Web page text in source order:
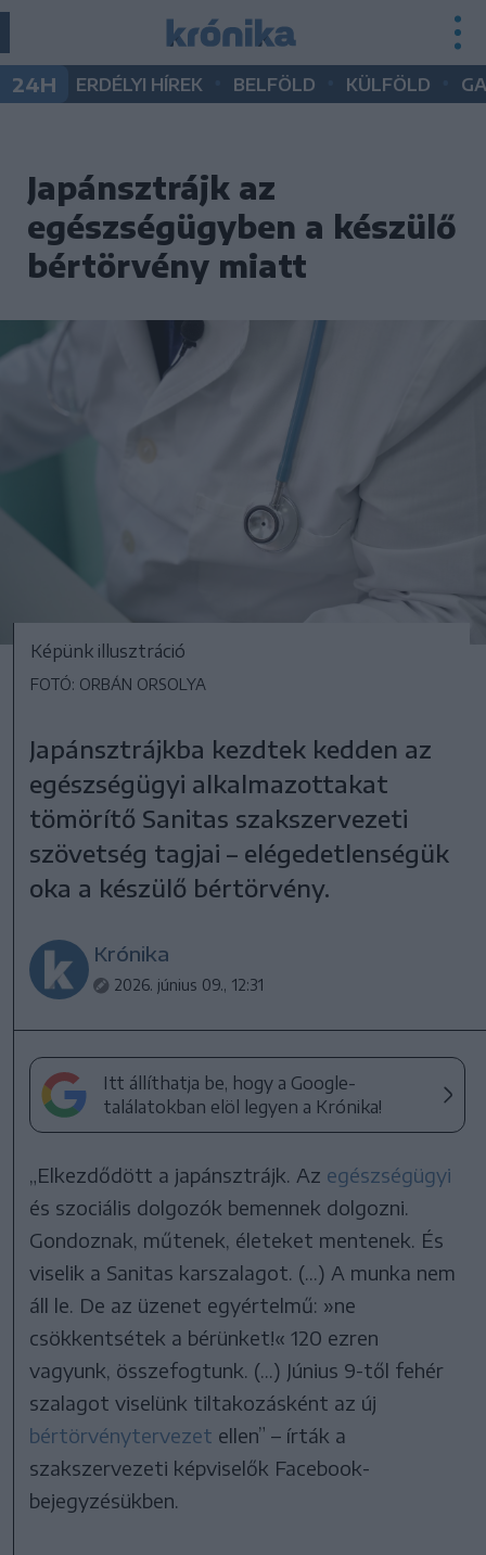
24H ERDÉLYI HÍREK BELFÖLD KÜLFÖLD
Japánsztrájk az
egészségügyben a készülő
bértörvény miatt
Képünk illusztráció
FOTÓ: ORBÁN ORSOLYA
Japánsztrájkba kezdtek kedden az
egészségügyi alkalmazottakat
tömörítő Sanitas szakszervezeti
szövetség tagjai – elégedetlenségük
oka a készülő bértörvény.
Krónika
2026. június 09., 12:31
Itt állíthatja be, hogy a Google-
találatokban elöl legyen a Krónika!
„Elkezdődött a japánsztrájk. Az egészségügyi
és szociális dolgozók bemennek dolgozni.
Gondoznak, műtenek, életeket mentenek. És
viselik a Sanitas karszalagot. (...) A munka nem
áll le. De az üzenet egyértelmű: »ne
csökkentsétek a bérünket!« 120 ezren
vagyunk, összefogtunk. (...) Június 9-től fehér
szalagot viselünk tiltakozásként az új
bértörvénytervezet ellen” – írták a
szakszervezeti képviselők Facebook-
bejegyzésükben.